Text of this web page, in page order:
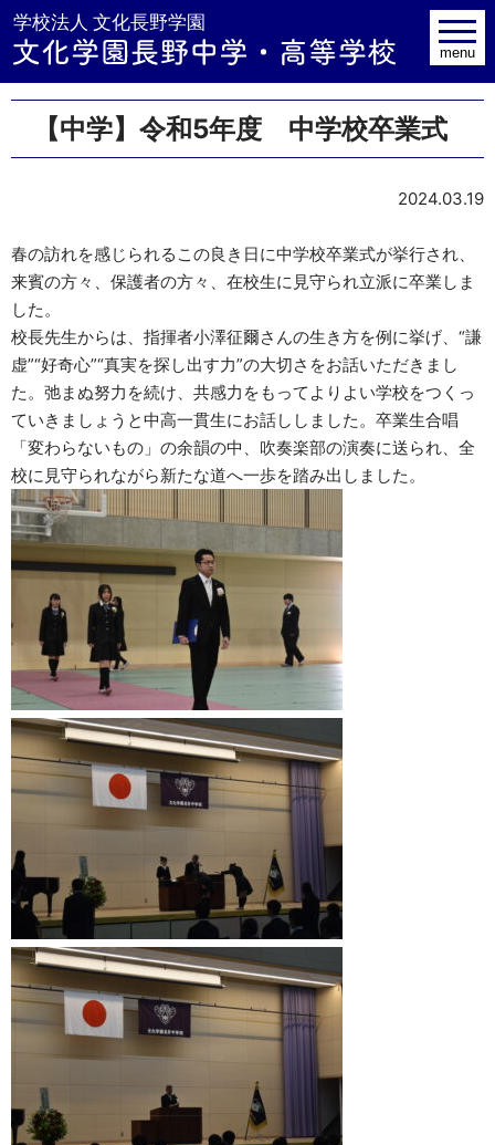
学校法人toggle
menu
【中学】令和5年度 中学校卒業式
2024.03.19
春の訪れを感じられるこの良き日に中学校卒業式が挙行され、
来賓の方々、保護者の方々、在校生に見守られ立派に卒業しま
した。
校長先生からは、指揮者小澤征爾さんの生き方を例に挙げ、“謙
虚”“好奇心”“真実を探し出す力”の大切さをお話いただきまし
た。弛まぬ努力を続け、共感力をもってよりよい学校をつくっ
ていきましょうと中高一貫生にお話ししました。卒業生合唱
「変わらないもの」の余韻の中、吹奏楽部の演奏に送られ、全
校に見守られながら新たな道へ一歩を踏み出しました。